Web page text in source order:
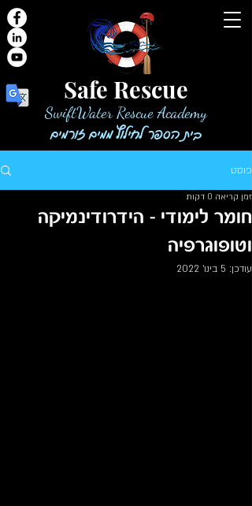
Safe Rescue
SwiftWater Rescue Academy
בית הספר לחילוץ ממים זורמים
פוסט
חומר לימודי - הידרודינמיקה
וטופוגרפיה
זמן קריאה 0 דקות
עודכן: 5 בינו׳ 2022